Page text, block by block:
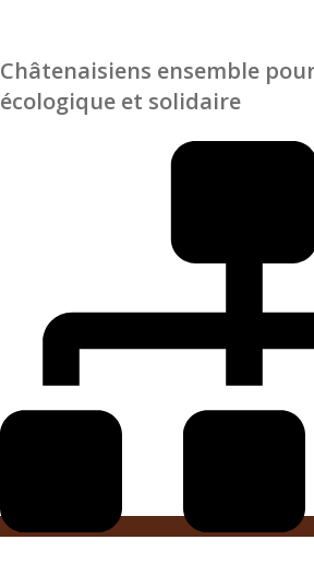
Châtenaisiens ensemble
écologique et solidaire